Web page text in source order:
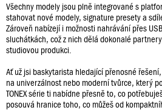
Všechny modely jsou plně integrované s
stahovat nové modely, signature presety a
Zároveň nabízejí i možnosti nahrávání přes
sluchátkách, což z nich dělá dokonalé
studiovou produkci.
Ať už jsi baskytarista hledající přenosné
na univerzálnost nebo moderní tvůrce, který
TONEX série ti nabídne přesně to, co
posouvá hranice toho, co můžeš od